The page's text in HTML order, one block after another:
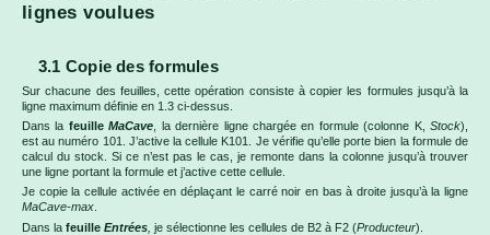
lignes voulues
3.1 Copie des formules
Sur chacune des feuilles, cette opération consiste à copier les formules jusqu’à la
ligne maximum définie en 1.3 ci-dessus.
Dans la feuilleMaCave , la dernière ligne chargée en formule (colonne K,Stock),
est au numéro 101. J’active la cellule K101. Je vérifie qu’elle porte bien la formule de
calcul du stock. Si ce n’est pas le cas, je remonte dans la colonne jusqu’à trouver
une ligne portant la formule et j’active cette cellule.
Je copie la cellule activée en déplaçant le carré noir en bas à droite jusqu’à la ligne
MaCave-max
Dans la feuille Entrées je sélectionne les cellules de B2 à F2 (Producteur).